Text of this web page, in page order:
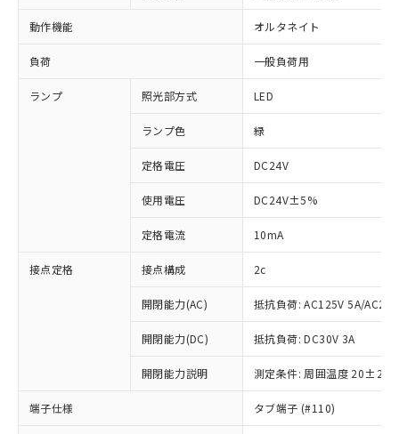
動作機能 オルタネイト
負荷 一般負荷用
ランプ 照光部方式 LED
ランプ色 緑
定格電圧 DC24V
使用電圧 DC24V±5%
定格電流 10mA
接点定格 接点構成 2c
開閉能力(AC) 抵抗負荷: AC125V 5A/
開閉能力(DC) 抵抗負荷: DC30V 3A
開閉能力説明 測定条件: 周囲温度 20±2℃
端子仕様 タブ端子 (#110)